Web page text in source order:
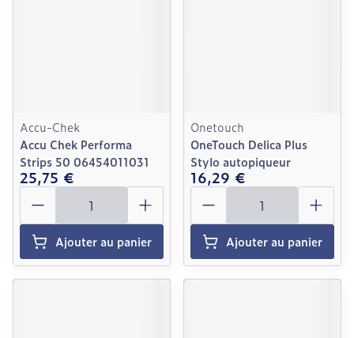
Accu-Chek
Accu Chek Performa
Strips 50 06454011031
25,75 €
Quantité
Ajouter au panier
Onetouch
OneTouch Delica Plus
Stylo autopiqueur
16,29 €
Quantité
Ajouter au panier